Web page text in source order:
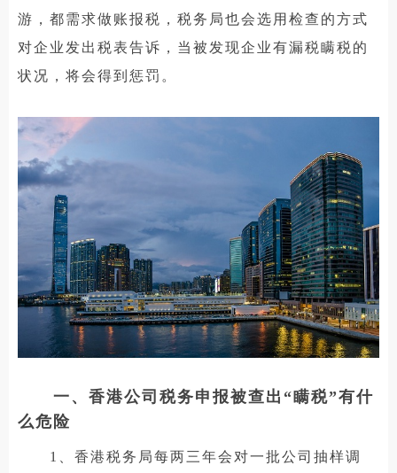
游，都需求做账报税，税务局也会选用检查的方式
对企业发出税表告诉，当被发现企业有漏税瞒税的
状况，将会得到惩罚。
一、香港公司税务申报被查出“瞒税”有什
么危险
1、香港税务局每两三年会对一批公司抽样调